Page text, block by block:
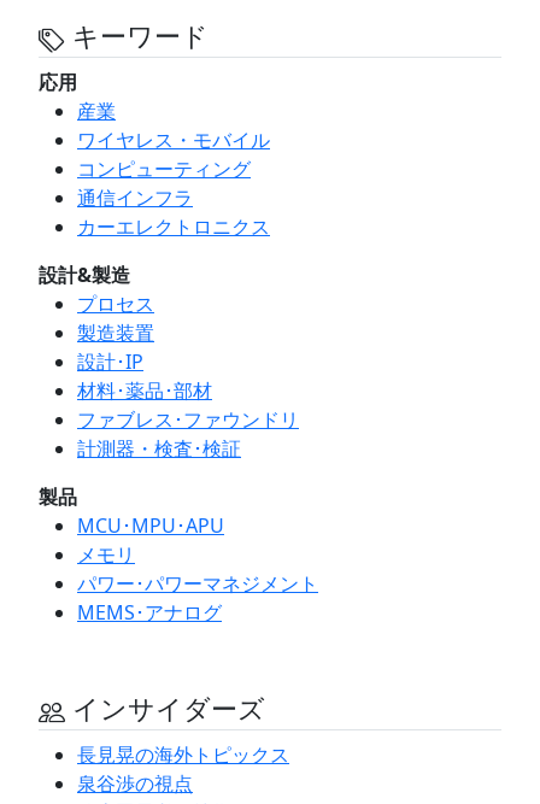
キーワード
応用
産業
ワイヤレス・モバイル
コンピューティング
通信インフラ
カーエレクトロニクス
設計&製造
プロセス
製造装置
設計･IP
材料･薬品･部材
ファブレス･ファウンドリ
計測器・検査･検証
製品
MCU･MPU･APU
メモリ
パワー･パワーマネジメント
MEMS･アナログ
インサイダーズ
長見晃の海外トピックス
泉谷渉の視点